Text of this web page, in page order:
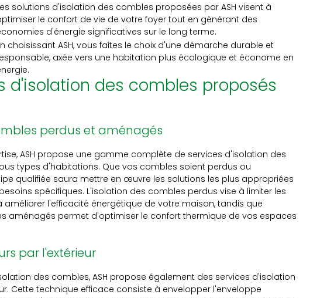
solutions d'isolation des combles proposées par ASH visent à
le confort de vie de votre foyer tout en générant des
d'énergie significatives sur le long terme.
choisissant ASH, vous faites le choix d'une démarche durable et
axée vers une habitation plus écologique et économe en
d'isolation des combles proposés
perdus et aménagés
ASH propose une gamme complète de services d'isolation des
types d'habitations. Que vos combles soient perdus ou
qualifiée saura mettre en œuvre les solutions les plus appropriées
spécifiques. L'isolation des combles perdus vise à limiter les
améliorer l'efficacité énergétique de votre maison, tandis que
aménagés permet d'optimiser le confort thermique de vos espaces
par l'extérieur
des combles, ASH propose également des services d'isolation
Cette technique efficace consiste à envelopper l'enveloppe